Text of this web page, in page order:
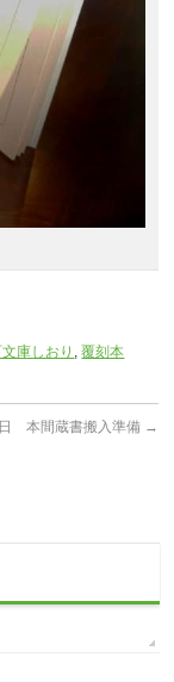
庫しおり ,覆刻本
本間蔵書搬入準備 →